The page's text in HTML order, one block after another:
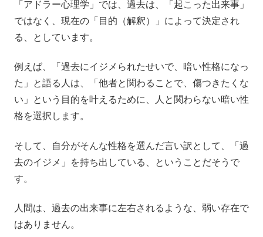
「アドラー心理学」では、過去は、「起こった出来事」
ではなく、現在の「目的（解釈）」によって決定され
る、としています。
例えば、「過去にイジメられたせいで、暗い性格になっ
た」と語る人は、「他者と関わることで、傷つきたくな
い」という目的を叶えるために、人と関わらない暗い性
格を選択します。
そして、自分がそんな性格を選んだ言い訳として、「過
去のイジメ」を持ち出している、ということだそうで
す。
人間は、過去の出来事に左右されるような、弱い存在で
はありません。